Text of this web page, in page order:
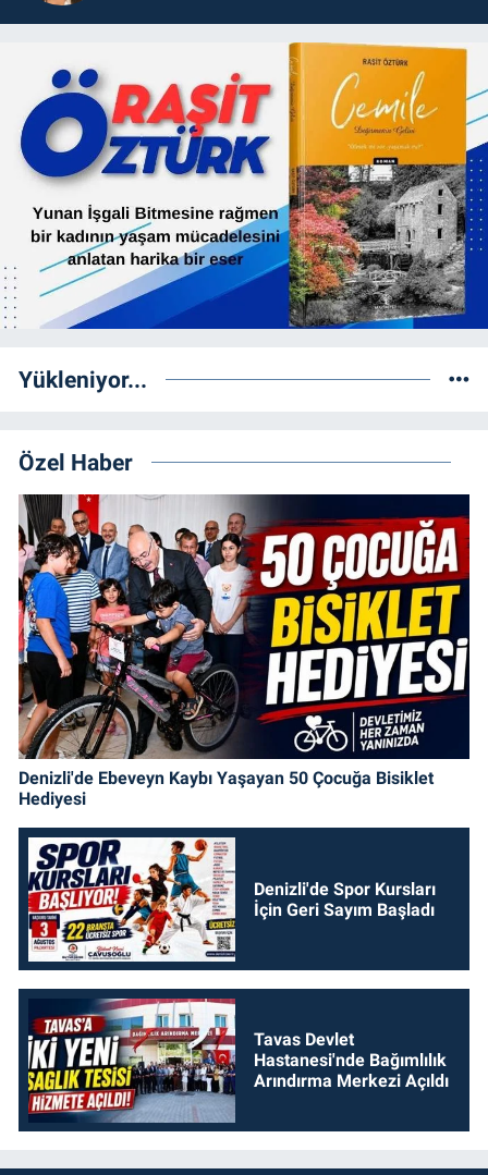
Yükleniyor...
Özel Haber
Denizli'de Ebeveyn Kaybı Yaşayan 50 Çocuğa Bisiklet
Hediyesi
Denizli'de Spor Kursları
İçin Geri Sayım Başladı
Tavas Devlet
Hastanesi'nde Bağımlılık
Arındırma Merkezi Açıldı